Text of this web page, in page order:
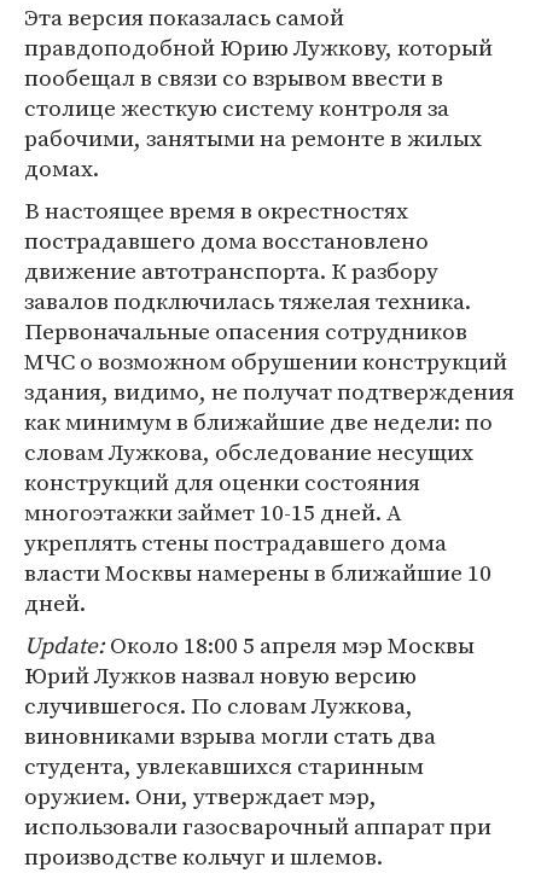
Эта версия показалась самой
правдоподобной Юрию Лужкову, который
пообещал в связи со взрывом ввести в
столице жесткую систему контроля за
рабочими, занятыми на ремонте в жилых
домах.
В настоящее время в окрестностях
пострадавшего дома восстановлено
движение автотранспорта. К разбору
завалов подключилась тяжелая техника.
Первоначальные опасения сотрудников
МЧС о возможном обрушении конструкций
здания, видимо, не получат подтверждения
как минимум в ближайшие две недели: по
словам Лужкова, обследование несущих
конструкций для оценки состояния
многоэтажки займет 10-15 дней. А
укреплять стены пострадавшего дома
власти Москвы намерены в ближайшие 10
дней.
Update:Около 18:00 5 апреля мэр Москвы
Юрий Лужков назвал новую версию
случившегося. По словам Лужкова,
виновниками взрыва могли стать два
студента, увлекавшихся старинным
оружием. Они, утверждает мэр,
использовали газосварочный аппарат при
производстве кольчуг и шлемов.